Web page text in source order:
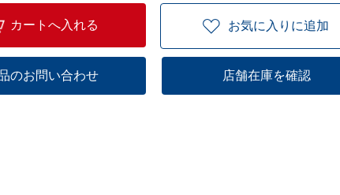
カートへ入れる お気に入りに追加
のお問い合わせ 店舗在庫を確認